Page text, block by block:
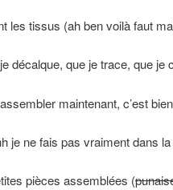
les tissus (ah ben voilà faut
décalque, que je trace, que je
maintenant, c’est
je ne fais pas vraiment dans
pièces assemblées (